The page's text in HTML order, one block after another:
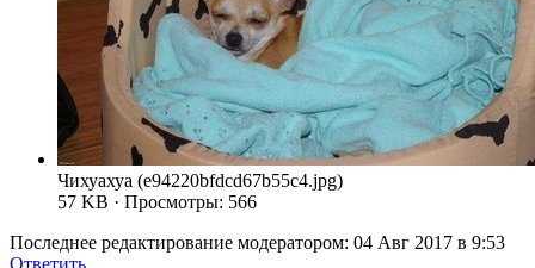
Чихуахуа (e94220bfdcd67b55c4.jpg)
57 KB · Просмотры: 566
Последнее редактирование модератором: 04 Авг 2017 в 9:53